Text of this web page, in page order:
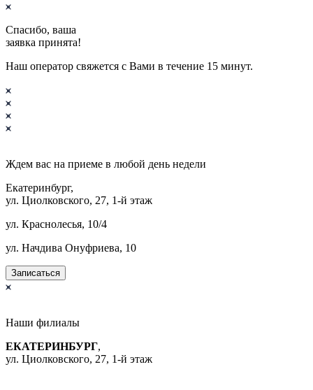
Спасибо, ваша
заявка принята!
Наш оператор свяжется с Вами в течение 15 минут.
Ждем вас на приеме в любой день недели
Екатеринбург,
ул. Циолковского, 27, 1-й этаж
ул. Краснолесья, 10/4
ул. Начдива Онуфриева, 10
Записаться
Наши филиалы
ЕКАТЕРИНБУРГ,
ул. Циолковского, 27, 1-й этаж